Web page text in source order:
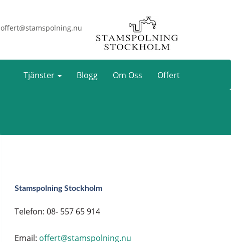
offert@stamspolning.nu
Tjänster Blogg Om Oss
Offert
Stamspolning Stockholm
Telefon: 08- 557 65 914
Email: offert@stamspolning.nu